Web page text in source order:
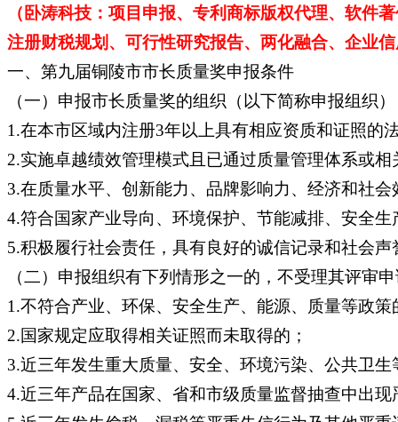
（卧涛科技：项目申报、专利商标版权代理、软件
注册财税规划、可行性研究报告、两化融合、企业
一、第九届铜陵市市长质量奖申报条件
（一）申报市长质量奖的组织（以下简称申报组织
1.在本市区域内注册3年以上具有相应资质和证照的
2.实施卓越绩效管理模式且已通过质量管理体系或
3.在质量水平、创新能力、品牌影响力、经济和社
4.符合国家产业导向、环境保护、节能减排、安全
5.积极履行社会责任，具有良好的诚信记录和社会声
（二）申报组织有下列情形之一的，不受理其评审
1.不符合产业、环保、安全生产、能源、质量等政策
2.国家规定应取得相关证照而未取得的；
3.近三年发生重大质量、安全、环境污染、公共卫
4.近三年产品在国家、省和市级质量监督抽查中出现